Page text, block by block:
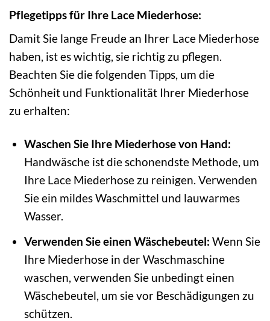
Pflegetipps für Ihre Lace Miederhose:
Damit Sie lange Freude an Ihrer Lace Miederhose
haben, ist es wichtig, sie richtig zu pflegen.
Beachten Sie die folgenden Tipps, um die
Schönheit und Funktionalität Ihrer Miederhose
zu erhalten:
Waschen Sie Ihre Miederhose von Hand:
Handwäsche ist die schonendste Methode, um
Ihre Lace Miederhose zu reinigen. Verwenden
Sie ein mildes Waschmittel und lauwarmes
Wasser.
Verwenden Sie einen Wäschebeutel: Wenn Sie
Ihre Miederhose in der Waschmaschine
waschen, verwenden Sie unbedingt einen
Wäschebeutel, um sie vor Beschädigungen zu
schützen.